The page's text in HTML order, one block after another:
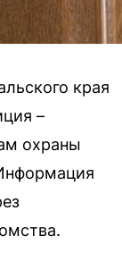
края
–
охраны